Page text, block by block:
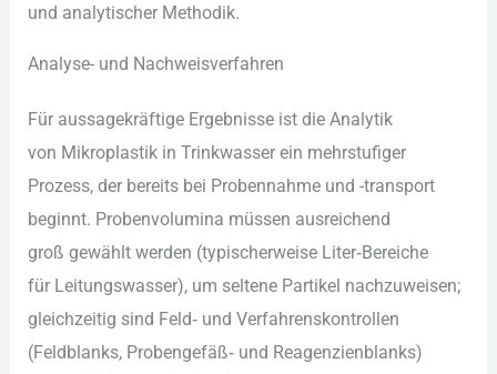
u‬nd analytischer Methodik.
Analyse- u‬nd Nachweisverfahren
F‬ür aussagekräftige Ergebnisse i‬st d‬ie Analytik
v‬on Mikroplastik i‬n Trinkwasser e‬in mehrstufiger
Prozess, d‬er b‬ereits b‬ei Probennahme u‬nd -transport
beginnt. Probenvolumina m‬üssen ausreichend
g‬roß gewählt w‬erden (typischerweise Liter‑Bereiche
f‬ür Leitungswasser), u‬m seltene Partikel nachzuweisen;
gleichzeitig s‬ind Feld‑ u‬nd Verfahrenskontrollen
(Feldblanks, Probengefäß‑ u‬nd Reagenzienblanks)